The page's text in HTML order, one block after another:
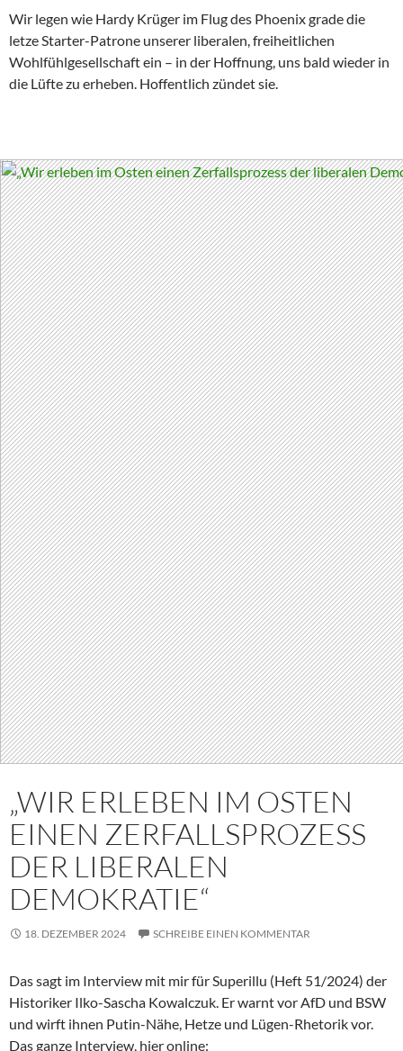
Wir legen wie Hardy Krüger im Flug des Phoenix grade die
letze Starter-Patrone unserer liberalen, freiheitlichen
Wohlfühlgesellschaft ein – in der Hoffnung, uns bald wieder in
die Lüfte zu erheben. Hoffentlich zündet sie.
„WIR ERLEBEN IM OSTEN
EINEN ZERFALLSPROZESS
DER LIBERALEN
DEMOKRATIE“
18. DEZEMBER 2024 SCHREIBE EINEN KOMMENTAR
Das sagt im Interview mit mir für Superillu (Heft 51/2024) der
Historiker Ilko-Sascha Kowalczuk. Er warnt vor AfD und BSW
und wirft ihnen Putin-Nähe, Hetze und Lügen-Rhetorik vor.
Das ganze Interview, hier online: